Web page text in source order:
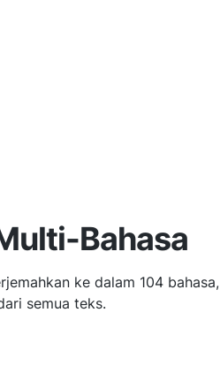
Bahasa
ke dalam 104 bahasa,
semua teks.